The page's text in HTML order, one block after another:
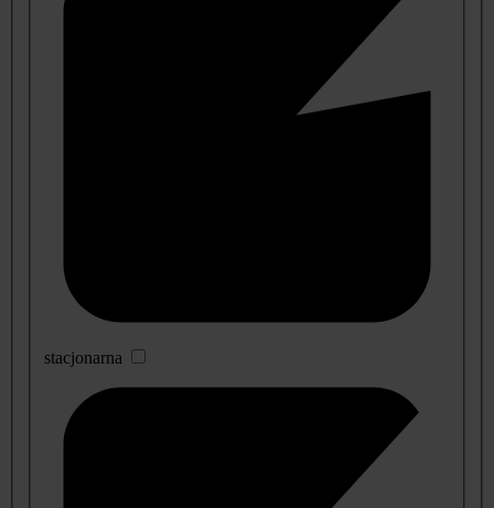
stacjonarna